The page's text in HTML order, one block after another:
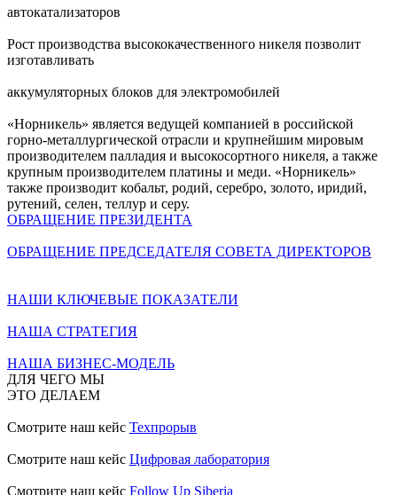
автокатализаторов
Рост производства высококачественного никеля позволит
изготавливать
аккумуляторных блоков для электромобилей
«Норникель» является ведущей компанией в российской
горно-металлургической отрасли и крупнейшим мировым
производителем палладия и высокосортного никеля, а также
крупным производителем платины и меди. «Норникель»
также производит кобальт, родий, серебро, золото, иридий,
рутений, селен, теллур и серу.
ОБРАЩЕНИЕ ПРЕЗИДЕНТА
ОБРАЩЕНИЕ ПРЕДСЕДАТЕЛЯ СОВЕТА ДИРЕКТОРОВ
НАШИ КЛЮЧЕВЫЕ ПОКАЗАТЕЛИ
НАША СТРАТЕГИЯ
НАША БИЗНЕС-МОДЕЛЬ
ДЛЯ ЧЕГО МЫ
ЭТО ДЕЛАЕМ
Смотрите наш кейс Техпрорыв
Смотрите наш кейс Цифровая лаборатория
Смотрите наш кейс Follow Up Siberia